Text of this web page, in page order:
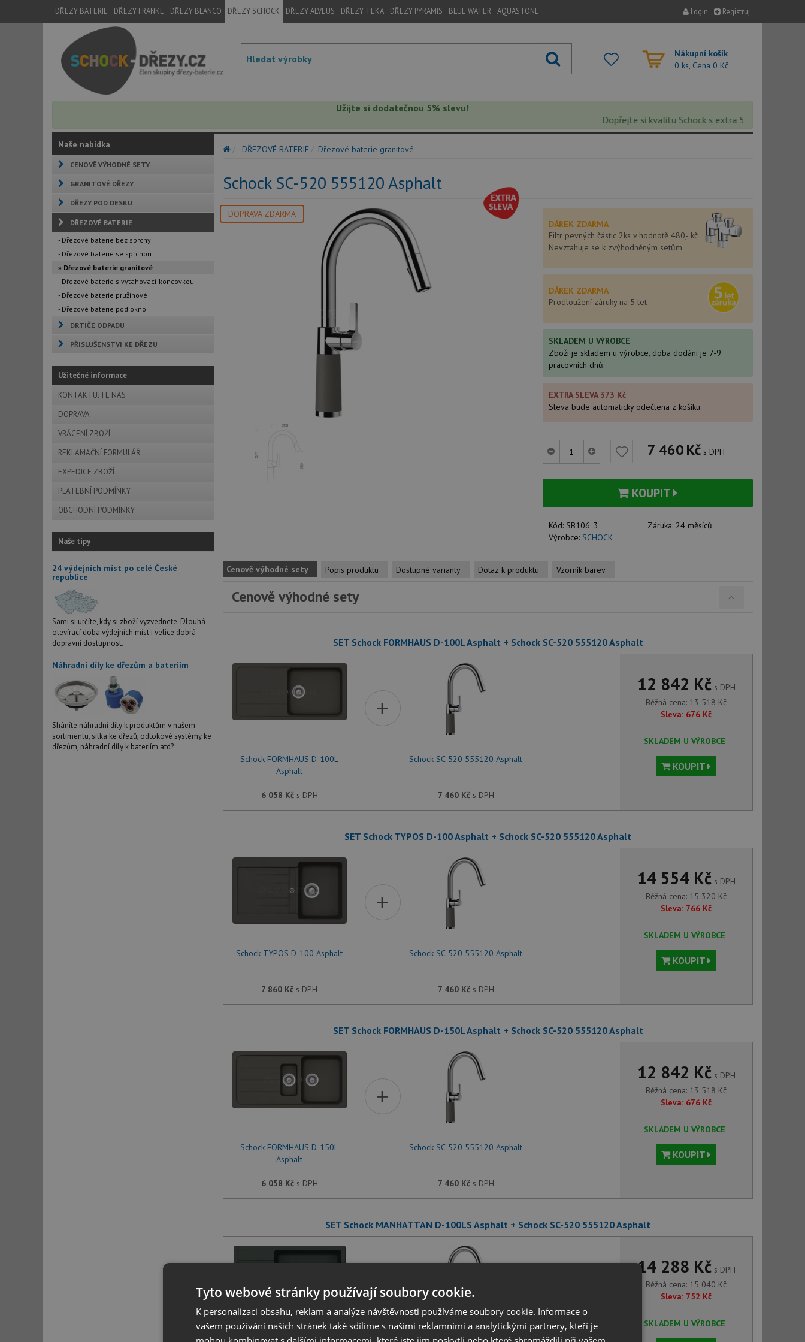
DŘEZY BATERIE DŘEZY FRANKE DŘEZY BLANCO DŘEZY SCHOCK DŘEZY ALVEUS DŘEZY TEKA DŘEZY PYRAMIS BLUE WATER AQUASTONE Login Registruj
Nákupní košík
0 ks, Cena 0 Kč
Užijte si dodatečnou 5% slevu!
Dopřejte si kvalitu Schock s extra 5% slevou – sleva
Naše nabídka
CENOVĚ VÝHODNÉ SETY
GRANITOVÉ DŘEZY
DŘEZY POD DESKU
DŘEZOVÉ BATERIE
- Dřezové baterie bez sprchy
- Dřezové baterie se sprchou
» Dřezové baterie granitové
- Dřezové baterie s vytahovací koncovkou
- Dřezové baterie pružinové
- Dřezové baterie pod okno
DRTIČE ODPADU
PŘÍSLUŠENSTVÍ KE DŘEZU
Užitečné informace
KONTAKTUJTE NÁS
DOPRAVA
VRÁCENÍ ZBOŽÍ
REKLAMAČNÍ FORMULÁŘ
EXPEDICE ZBOŽÍ
PLATEBNÍ PODMÍNKY
OBCHODNÍ PODMÍNKY
Naše tipy
24 výdejních míst po celé České
republice
Sami si určíte, kdy si zboží vyzvednete. Dlouhá
otevírací doba výdejních míst i velice dobrá
dopravní dostupnost.
Náhradní díly ke dřezům a bateriím
Sháníte náhradní díly k produktům v našem
sortimentu, sítka ke dřezů, odtokové systémy ke
dřezům, náhradní díly k bateriím atd?
DŘEZOVÉ BATERIE Dřezové baterie granitové
Schock SC-520 555120 Asphalt
DOPRAVA ZDARMA
DÁREK ZDARMA
Filtr pevných částic 2ks v hodnotě 480,- kč
Nevztahuje se k zvýhodněným setům.
DÁREK ZDARMA
Prodloužení záruky na 5 let
SKLADEM U VÝROBCE
Zboží je skladem u výrobce, doba dodání je 7-9
pracovních dnů.
EXTRA SLEVA 373 Kč
Sleva bude automaticky odečtena z košíku
7 460Kč s DPH
KOUPIT
Kód: SB106_3 Záruka:24 měsíců
Výrobce: SCHOCK
Cenově výhodné sety Popis produktu Dostupné varianty Dotaz k produktu Vzorník barev
Cenově výhodné sety
SET Schock FORMHAUS D-100L Asphalt + Schock SC-520 555120 Asphalt
Schock FORMHAUS D-100L
Asphalt
6 058 Kčs DPH
+
Schock SC-520 555120 Asphalt
7 460 Kčs DPH
12 842 Kčs DPH
Běžná cena: 13 518 Kč
Sleva: 676 Kč
SKLADEM U VÝROBCE
KOUPIT
SET Schock TYPOS D-100 Asphalt + Schock SC-520 555120 Asphalt
Schock TYPOS D-100 Asphalt
7 860 Kč s DPH
+
Schock SC-520 555120 Asphalt
7 460 Kčs DPH
14 554 Kčs DPH
Běžná cena: 15 320 Kč
Sleva: 766 Kč
SKLADEM U VÝROBCE
KOUPIT
SET Schock FORMHAUS D-150L Asphalt + Schock SC-520 555120 Asphalt
Schock FORMHAUS D-150L
Asphalt
6 058 Kčs DPH
+
Schock SC-520 555120 Asphalt
7 460 Kčs DPH
12 842 Kčs DPH
Běžná cena: 13 518 Kč
Sleva: 676 Kč
SKLADEM U VÝROBCE
KOUPIT
SET Schock MANHATTAN D-100LS Asphalt + Schock SC-520 555120 Asphalt
+
14 288 Kčs DPH
Běžná cena: 15 040 Kč
Sleva: 752 Kč
SKLADEM U VÝROBCE
Tyto webové stránky používají soubory cookie.
K personalizaci obsahu, reklam a analýze návštěvnosti používáme soubory cookie. Informace o
vašem používání našich stránek také sdílíme s našimi reklamními a analytickými partnery, kteří je